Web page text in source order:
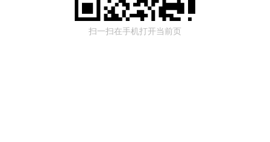
扫一扫在手机打开当前页